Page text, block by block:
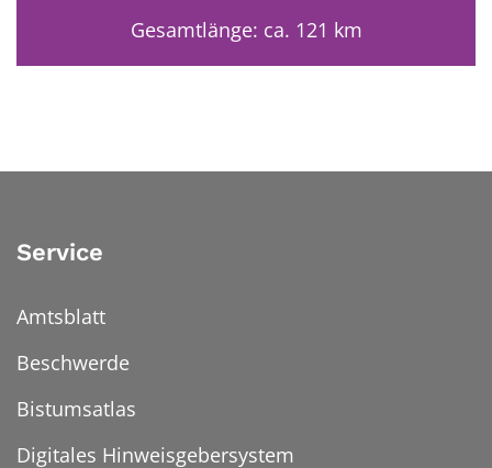
Gesamtlänge: ca. 121 km
Service
Amtsblatt
Beschwerde
Bistumsatlas
Digitales Hinweisgebersystem